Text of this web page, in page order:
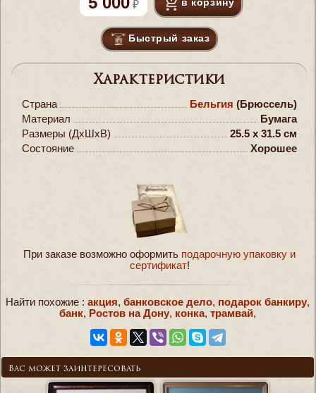
Быстрый заказ
Характеристики
Страна Бельгия (Брюссель)
Материал
Бумага
Размеры (ДxШxВ)
25.5 x 31.5 см
Состояние
Хорошее
При заказе возможно оформить подарочную упаковку и
сертификат!
Найти похожие : акция, банковское дело, подарок банкиру,
банк, Ростов на Дону, конка, трамвай,
Вас может заинтересовать